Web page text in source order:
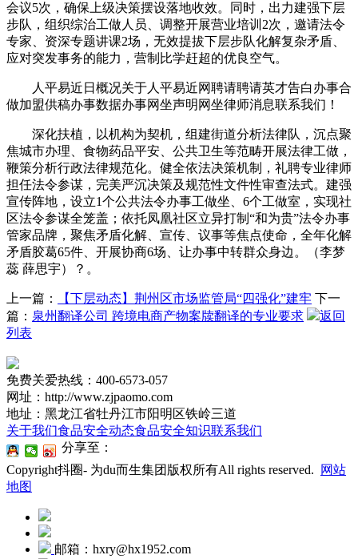
会议5次，确保上级决策摆设落地收效。同时，出力建强下层
步队，组织综治工做人员、调整开展营业培训2次，邀请法令
专家、资深专题讲课2场，无效提拔下层步队化解复杂矛盾、
应对突发事务的能力，营制比学赶超的优良空气。
人平易近日概况关于人平易近网聘请聘请英才告白办事合
做加盟供稿办事数据办事网坐声明网坐律师消息联系我们！
深化扶植，以机构为契机，组建街道分析法律队，沉点聚
焦城市办理、食物药品平安、公共卫生等范畴开展法律工做，
鞭策分析行政法律规范化。健全依法决策机制，礼聘专业律师
担任法令参谋，完美严沉决策及规范性文件性审查法式。建强
宣传阵地，设立1个公共法令办事工做坐、6个工做室，实现社
区法令参谋全笼盖；依托凤凰社区立异打制“和为贵”法令办事
管家品牌，聚焦矛盾化解、宣传、议事等焦点使命，全年化解
矛盾胶葛65件、开展协商6场、让办事中转群众身边。（李梦
蕊 薛思宇）？。
上一篇： 【下层动态】荆州区市场监管局“四强化”建牢 下一
篇： 泉州翻译公司 跨境电商产物案牍翻译的专业要求
返回
列表
免费关爱热线：400-6573-057
网址：http://www.zjpaomo.com
地址：黑龙江省牡丹江市阳明区铁岭三道
关于我们食品安全动态食品安全知识联系我们
分享至：
Copyright抖圈- 为du而生集团版权所有All rights reserved.
网站
地图
邮箱：hxry@hx1952.com